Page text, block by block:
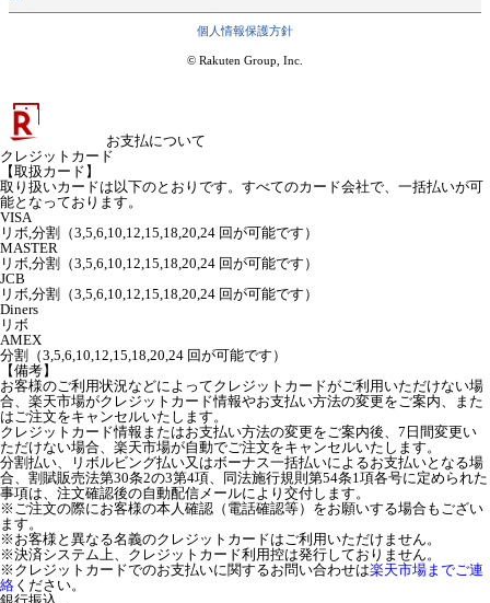
個人情報保護方針
© Rakuten Group, Inc.
お支払について
クレジットカード
【取扱カード】
取り扱いカードは以下のとおりです。すべてのカード会社で、一括払いが可
能となっております。
VISA
リボ,分割（3,5,6,10,12,15,18,20,24 回が可能です）
MASTER
リボ,分割（3,5,6,10,12,15,18,20,24 回が可能です）
JCB
リボ,分割（3,5,6,10,12,15,18,20,24 回が可能です）
Diners
リボ
AMEX
分割（3,5,6,10,12,15,18,20,24 回が可能です）
【備考】
お客様のご利用状況などによってクレジットカードがご利用いただけない場
合、楽天市場がクレジットカード情報やお支払い方法の変更をご案内、また
はご注文をキャンセルいたします。
クレジットカード情報またはお支払い方法の変更をご案内後、7日間変更い
ただけない場合、楽天市場が自動でご注文をキャンセルいたします。
分割払い、リボルビング払い又はボーナス一括払いによるお支払いとなる場
合、割賦販売法第30条2の3第4項、同法施行規則第54条1項各号に定められた
事項は、注文確認後の自動配信メールにより交付します。
※ご注文の際にお客様の本人確認（電話確認等）をお願いする場合もござい
ます。
※お客様と異なる名義のクレジットカードはご利用いただけません。
※決済システム上、クレジットカード利用控は発行しておりません。
※クレジットカードでのお支払いに関するお問い合わせは楽天市場までご連
絡 ください。